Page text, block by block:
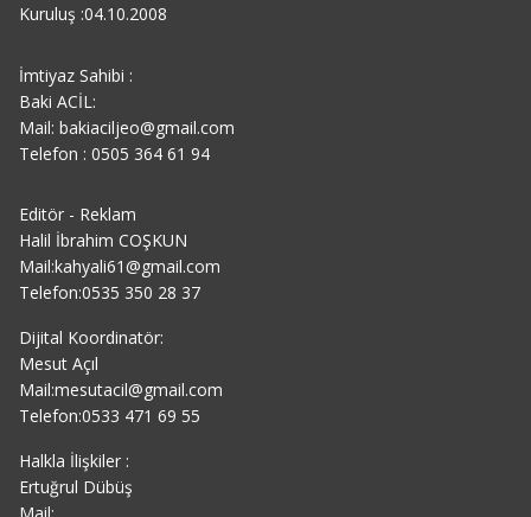
Kuruluş :04.10.2008
İmtiyaz Sahibi :
Baki ACİL:
Mail: bakiaciljeo@gmail.com
Telefon : 0505 364 61 94
Editör - Reklam
Halil İbrahim COŞKUN
Mail:kahyali61@gmail.com
Telefon:0535 350 28 37
Dijital Koordinatör:
Mesut Açıl
Mail:mesutacil@gmail.com
Telefon:0533 471 69 55
Halkla İlişkiler :
Ertuğrul Dübüş